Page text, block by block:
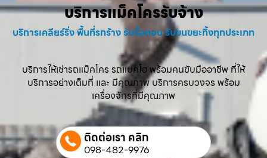
บริการแม็คโครรับจ้าง
บริการเคลียร์ริ่ง พื้นที่รกร้าง รับรื้อถอน รับขนขยะทิ้งทุกประเภท
บริการให้เช่ารถแม็คโคร รถแบคโฮ พร้อมคนขับมืออาชีพ ที่ให้
บริการอย่างเต็มที่ และ มีคุณภาพ บริการครบวงจร พร้อม
เครื่องจักรที่มีคุณภาพ
ติดต่อเรา คลิก
098-482-9976